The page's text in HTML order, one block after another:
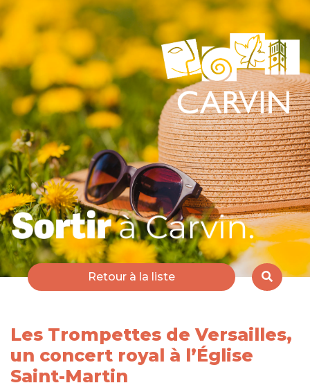
Retour à la liste
Les Trompettes de Versailles,
un concert royal à l’Église
Saint-Martin